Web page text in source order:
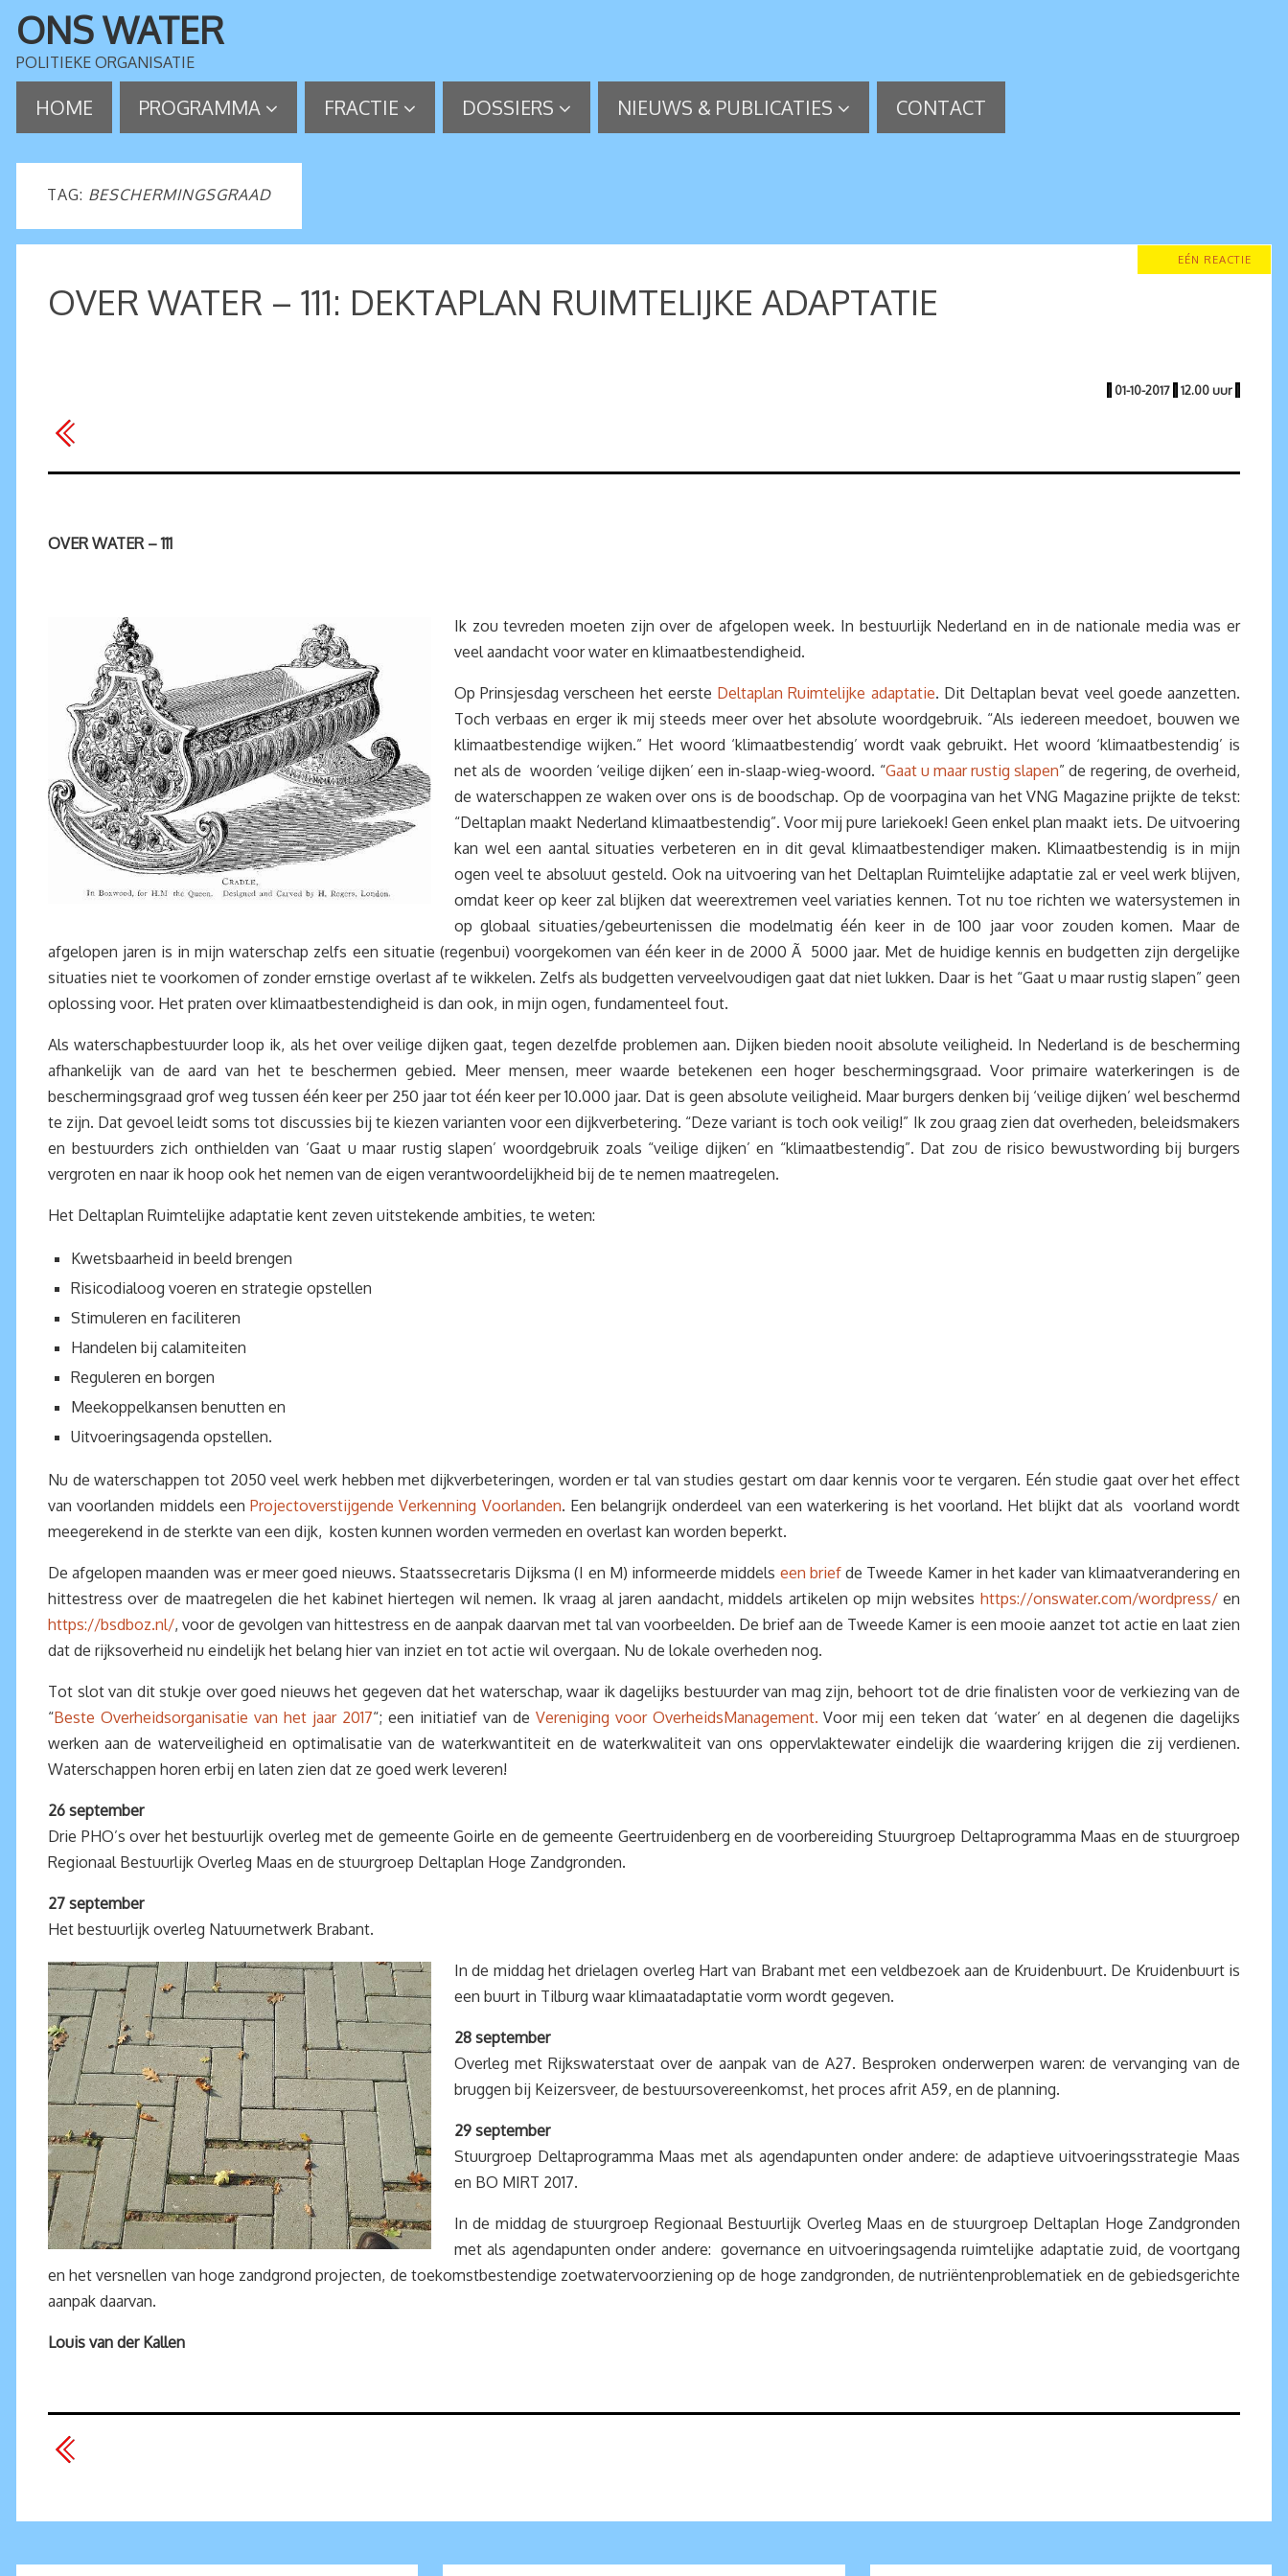
ONS WATER
POLITIEKE ORGANISATIE
HOME PROGRAMMA FRACTIE DOSSIERS NIEUWS & PUBLICATIES CONTACT
TAG: BESCHERMINGSGRAAD
EÉN REACTIE
OVER WATER – 111: DEKTAPLAN RUIMTELIJKE ADAPTATIE
| 01-10-2017 | 12.00 uur |
OVER WATER – 111
Ik zou tevreden moeten zijn over de afgelopen week. In bestuurlijk Nederland en in de nationale media was er
veel aandacht voor water en klimaatbestendigheid.
Op Prinsjesdag verscheen het eerste Deltaplan Ruimtelijke adaptatie. Dit Deltaplan bevat veel goede aanzetten.
Toch verbaas en erger ik mij steeds meer over het absolute woordgebruik. “Als iedereen meedoet, bouwen we
klimaatbestendige wijken.” Het woord ‘klimaatbestendig’ wordt vaak gebruikt. Het woord ‘klimaatbestendig’ is
net als de woorden ‘veilige dijken’ een in-slaap-wieg-woord. “Gaat u maar rustig slapen” de regering, de overheid,
de waterschappen ze waken over ons is de boodschap. Op de voorpagina van het VNG Magazine prijkte de tekst:
“Deltaplan maakt Nederland klimaatbestendig”. Voor mij pure lariekoek! Geen enkel plan maakt iets. De uitvoering
kan wel een aantal situaties verbeteren en in dit geval klimaatbestendiger maken. Klimaatbestendig is in mijn
ogen veel te absoluut gesteld. Ook na uitvoering van het Deltaplan Ruimtelijke adaptatie zal er veel werk blijven,
omdat keer op keer zal blijken dat weerextremen veel variaties kennen. Tot nu toe richten we watersystemen in
op globaal situaties/gebeurtenissen die modelmatig één keer in de 100 jaar voor zouden komen. Maar de
afgelopen jaren is in mijn waterschap zelfs een situatie (regenbui) voorgekomen van één keer in de 2000 Ã 5000 jaar. Met de huidige kennis en budgetten zijn dergelijke
situaties niet te voorkomen of zonder ernstige overlast af te wikkelen. Zelfs als budgetten verveelvoudigen gaat dat niet lukken. Daar is het “Gaat u maar rustig slapen” geen
oplossing voor. Het praten over klimaatbestendigheid is dan ook, in mijn ogen, fundamenteel fout.
Als waterschapbestuurder loop ik, als het over veilige dijken gaat, tegen dezelfde problemen aan. Dijken bieden nooit absolute veiligheid. In Nederland is de bescherming
afhankelijk van de aard van het te beschermen gebied. Meer mensen, meer waarde betekenen een hoger beschermingsgraad. Voor primaire waterkeringen is de
beschermingsgraad grof weg tussen één keer per 250 jaar tot één keer per 10.000 jaar. Dat is geen absolute veiligheid. Maar burgers denken bij ‘veilige dijken’ wel beschermd
te zijn. Dat gevoel leidt soms tot discussies bij te kiezen varianten voor een dijkverbetering. “Deze variant is toch ook veilig!” Ik zou graag zien dat overheden, beleidsmakers
en bestuurders zich onthielden van ‘Gaat u maar rustig slapen’ woordgebruik zoals “veilige dijken’ en “klimaatbestendig”. Dat zou de risico bewustwording bij burgers
vergroten en naar ik hoop ook het nemen van de eigen verantwoordelijkheid bij de te nemen maatregelen.
Het Deltaplan Ruimtelijke adaptatie kent zeven uitstekende ambities, te weten:
Kwetsbaarheid in beeld brengen
Risicodialoog voeren en strategie opstellen
Stimuleren en faciliteren
Handelen bij calamiteiten
Reguleren en borgen
Meekoppelkansen benutten en
Uitvoeringsagenda opstellen.
Nu de waterschappen tot 2050 veel werk hebben met dijkverbeteringen, worden er tal van studies gestart om daar kennis voor te vergaren. Eén studie gaat over het effect
van voorlanden middels eenProjectoverstijgende Verkenning Voorlanden. Een belangrijk onderdeel van een waterkering is het voorland. Het blijkt dat als voorland wordt
meegerekend in de sterkte van een dijk, kosten kunnen worden vermeden en overlast kan worden beperkt.
De afgelopen maanden was er meer goed nieuws. Staatssecretaris Dijksma (I en M) informeerde middels een briefde Tweede Kamer in het kader van klimaatverandering en
hittestress over de maatregelen die het kabinet hiertegen wil nemen. Ik vraag al jaren aandacht, middels artikelen op mijn websites https://onswater.com/wordpress/en
https://bsdboz.nl/, voor de gevolgen van hittestress en de aanpak daarvan met tal van voorbeelden. De brief aan de Tweede Kamer is een mooie aanzet tot actie en laat zien
dat de rijksoverheid nu eindelijk het belang hier van inziet en tot actie wil overgaan. Nu de lokale overheden nog.
Tot slot van dit stukje over goed nieuws het gegeven dat het waterschap, waar ik dagelijks bestuurder van mag zijn, behoort tot de drie finalisten voor de verkiezing van de
“Beste Overheidsorganisatie van het jaar 2017“; een initiatief van de Vereniging voor OverheidsManagement. Voor mij een teken dat ‘water’ en al degenen die dagelijks
werken aan de waterveiligheid en optimalisatie van de waterkwantiteit en de waterkwaliteit van ons oppervlaktewater eindelijk die waardering krijgen die zij verdienen.
Waterschappen horen erbij en laten zien dat ze goed werk leveren!
26 september
Drie PHO’s over het bestuurlijk overleg met de gemeente Goirle en de gemeente Geertruidenberg en de voorbereiding Stuurgroep Deltaprogramma Maas en de stuurgroep
Regionaal Bestuurlijk Overleg Maas en de stuurgroep Deltaplan Hoge Zandgronden.
27 september
Het bestuurlijk overleg Natuurnetwerk Brabant.
In de middag het drielagen overleg Hart van Brabant met een veldbezoek aan de Kruidenbuurt. De Kruidenbuurt is
een buurt in Tilburg waar klimaatadaptatie vorm wordt gegeven.
28 september
Overleg met Rijkswaterstaat over de aanpak van de A27. Besproken onderwerpen waren: de vervanging van de
bruggen bij Keizersveer, de bestuursovereenkomst, het proces afrit A59, en de planning.
29 september
Stuurgroep Deltaprogramma Maas met als agendapunten onder andere: de adaptieve uitvoeringsstrategie Maas
en BO MIRT 2017.
In de middag de stuurgroep Regionaal Bestuurlijk Overleg Maas en de stuurgroep Deltaplan Hoge Zandgronden
met als agendapunten onder andere: governance en uitvoeringsagenda ruimtelijke adaptatie zuid, de voortgang
en het versnellen van hoge zandgrond projecten, de toekomstbestendige zoetwatervoorziening op de hoge zandgronden, de nutriëntenproblematiek en de gebiedsgerichte
aanpak daarvan.
Louis van der Kallen